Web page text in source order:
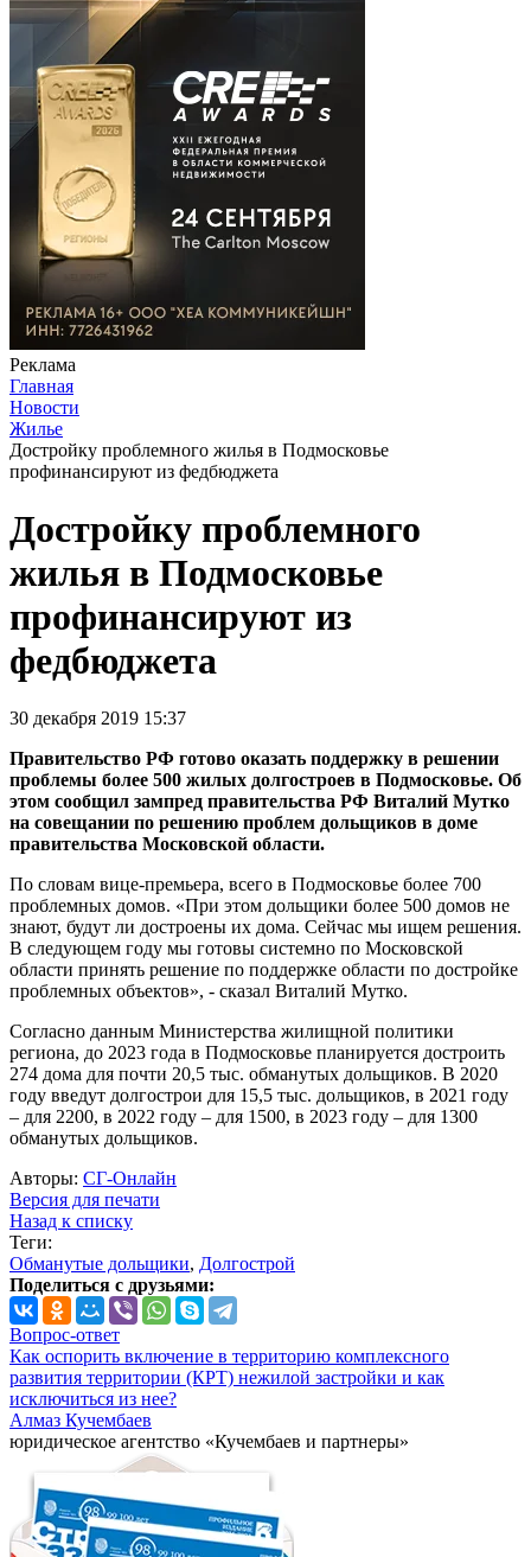
Реклама
Главная
Новости
Жилье
Достройку проблемного жилья в Подмосковье
профинансируют из федбюджета
Достройку проблемного
жилья в Подмосковье
профинансируют из
федбюджета
30 декабря 2019 15:37
Правительство РФ готово оказать поддержку в решении
проблемы более 500 жилых долгостроев в Подмосковье. Об
этом сообщил зампред правительства РФ Виталий Мутко
на совещании по решению проблем дольщиков в доме
правительства Московской области.
По словам вице-премьера, всего в Подмосковье более 700
проблемных домов. «При этом дольщики более 500 домов не
знают, будут ли достроены их дома. Сейчас мы ищем решения.
В следующем году мы готовы системно по Московской
области принять решение по поддержке области по достройке
проблемных объектов», - сказал Виталий Мутко.
Согласно данным Министерства жилищной политики
региона, до 2023 года в Подмосковье планируется достроить
274 дома для почти 20,5 тыс. обманутых дольщиков. В 2020
году введут долгострои для 15,5 тыс. дольщиков, в 2021 году
– для 2200, в 2022 году – для 1500, в 2023 году – для 1300
обманутых дольщиков.
Авторы: СГ-Онлайн
Версия для печати
Назад к списку
Теги:
Обманутые дольщики, Долгострой
Поделиться с друзьями:
Вопрос-ответ
Как оспорить включение в территорию комплексного
развития территории (КРТ) нежилой застройки и как
исключиться из нее?
Алмаз Кучембаев
юридическое агентство «Кучембаев и партнеры»